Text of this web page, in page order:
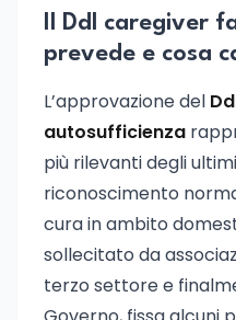
Il Ddl caregiver
prevede e cosa
L’approvazione del
autosufficienza
più rilevanti degli
riconoscimento
cura in ambito
sollecitato da
terzo settore e